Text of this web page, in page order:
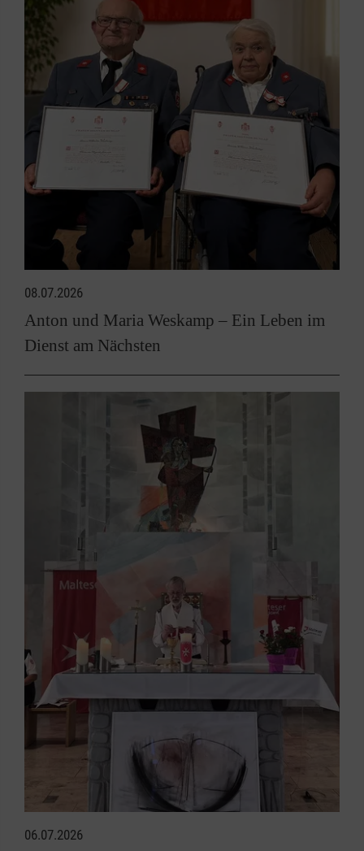
08.07.2026
Anton und Maria Weskamp – Ein Leben im
Dienst am Nächsten
06.07.2026